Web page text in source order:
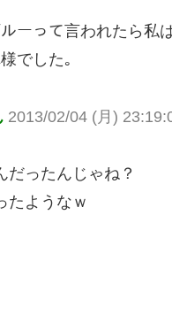
ーって言われたら私
でした｡
2013/02/04 (月)
だったんじゃね？
たようなｗ